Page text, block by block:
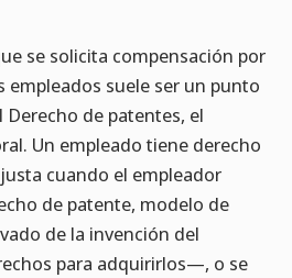
se solicita compensación por
empleados suele ser un punto
de patentes, el
Un empleado tiene derecho
cuando el empleador
de patente, modelo de
de la invención del
para adquirirlos—, o se